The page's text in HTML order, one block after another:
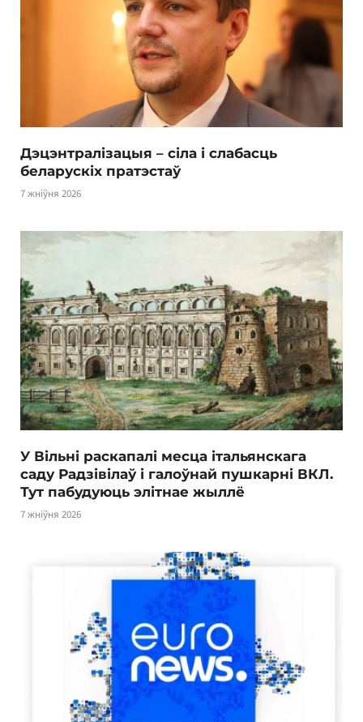
Дэцэнтралізацыя – сіла і слабасць
беларускіх пратэстаў
7 жніўня 2026
У Вільні раскапалі месца італьянскага
саду Радзівілаў і галоўнай пушкарні ВКЛ.
Тут пабудуюць элітнае жыллё
7 жніўня 2026